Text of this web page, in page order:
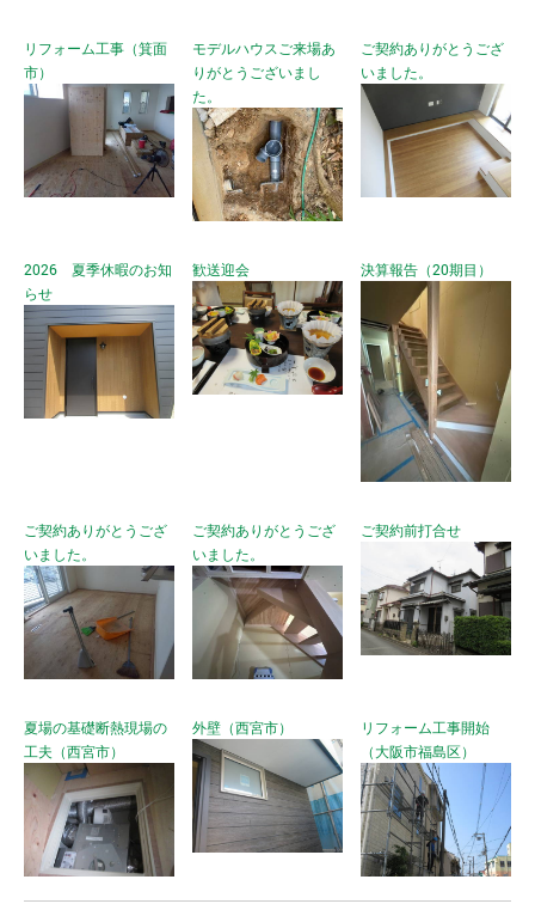
リフォーム工事（箕面
市）
モデルハウスご来場あ
りがとうございまし
た。
ご契約ありがとうござ
いました。
2026 夏季休暇のお知
らせ
歓送迎会 決算報告（20期目）
ご契約ありがとうござ
いました。
ご契約ありがとうござ
いました。
ご契約前打合せ
夏場の基礎断熱現場の
工夫（西宮市）
外壁（西宮市）
リフォーム工事開始
（大阪市福島区）